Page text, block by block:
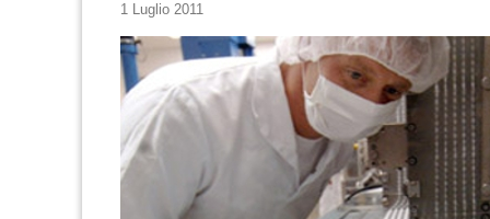
1 Luglio 2011